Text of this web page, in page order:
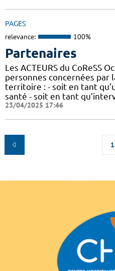
PAGES
relevance: 100%
Partenaires
Les ACTEURS du CoReSS
personnes concernées par
territoire : - soit en tant
santé - soit en tant
23/04/2025 17:46
1